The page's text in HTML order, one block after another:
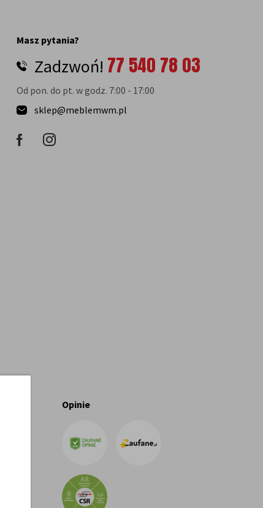
Masz pytania?
Zadzwoń! 77 540 78 03
Od pon. do pt. w godz. 7:00 - 17:00
sklep@meblemwm.pl
Opinie